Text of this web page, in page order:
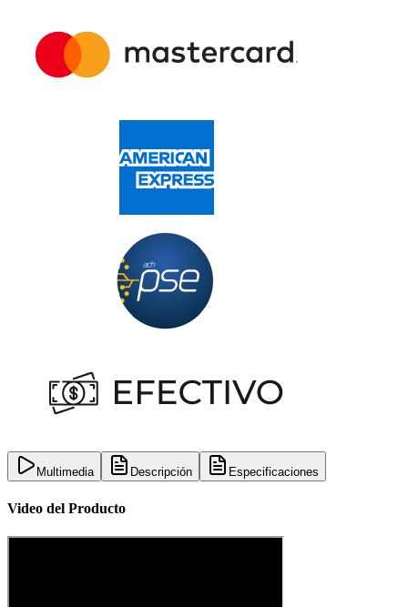
Multimedia Descripción Especificaciones
Video del Producto